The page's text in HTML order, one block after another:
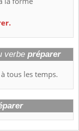
verbe préparer
à tous les temps.